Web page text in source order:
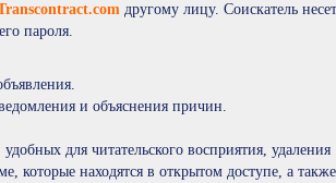
другому лицу. Соискатель несет
пароля.
и объяснения причин.
для читательского восприятия, удаления
которые находятся в открытом доступе, а также